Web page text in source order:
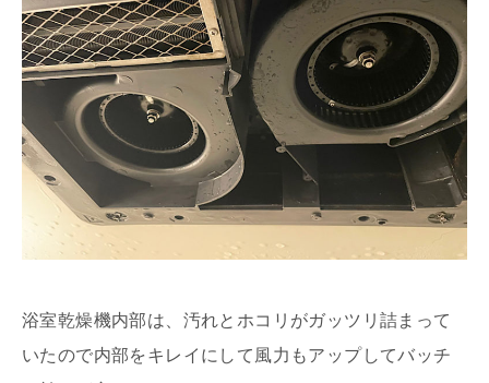
浴室乾燥機内部は、汚れとホコリがガッツリ詰まって
いたので内部をキレイにして風力もアップしてバッチ